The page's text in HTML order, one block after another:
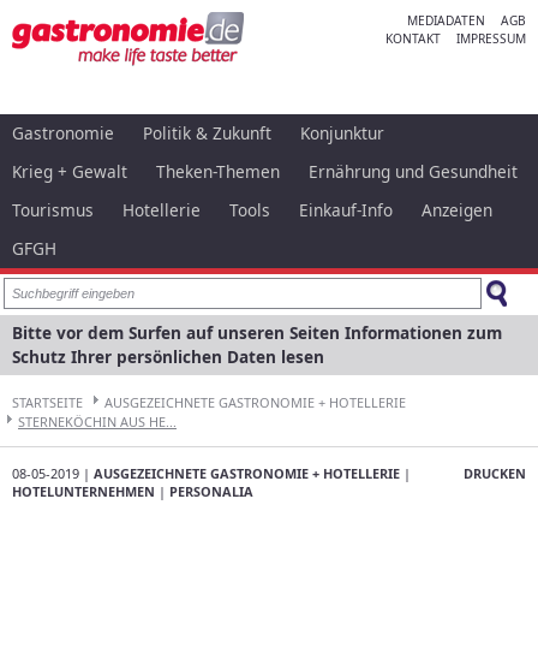
MEDIADATEN
AGB
KONTAKT
IMPRESSUM
Gastronomie Politik & Zukunft
Konjunktur
Krieg + Gewalt
Theken-Themen
Ernährung und Gesundheit
Tourismus
Hotellerie Tools Einkauf-Info
Anzeigen
GFGH
Bitte vor dem Surfen auf unseren Seiten Informationen zum
Schutz Ihrer persönlichen Daten lesen
STARTSEITE
AUSGEZEICHNETE GASTRONOMIE + HOTELLERIE
STERNEKÖCHIN AUS HE...
DRUCKEN
08-05-2019 | AUSGEZEICHNETE GASTRONOMIE + HOTELLERIE |
HOTELUNTERNEHMEN | PERSONALIA